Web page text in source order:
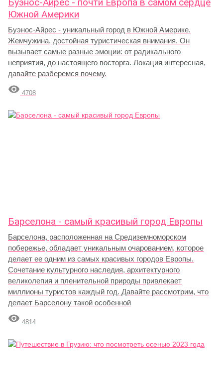
Южной Америки
Буэнос-Айрес - уникальный город в Южной Америке.
Жемчужина, достойная туристическая внимания. Он
вызывает самые разные эмоции: от радикального
неприятия, до настоящего восторга. Локация интересная,
давайте разберемся почему.
 4708
Барселона - самый красивый город Европы
Барселона, расположенная на Средиземноморском
побережье, обладает уникальным очарованием, которое
делает ее одним из самых красивых городов Европы.
Сочетание культурного наследия, архитектурного
великолепия и пленительной природы привлекает
миллионы туристов каждый год. Давайте рассмотрим, что
делает Барселону такой особенной
 4814